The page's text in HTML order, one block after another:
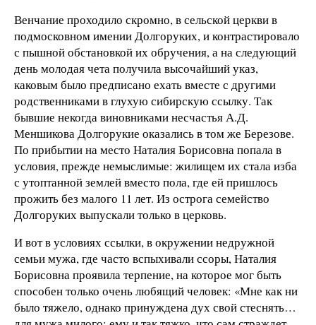
Венчание проходило скромно, в сельской церкви в
подмосковном имении Долгоруких, и контрастировало
с пышной обстановкой их обручения, а на следующий
день молодая чета получила высочайший указ,
каковым было предписано ехать вместе с другими
родственниками в глухую сибирскую ссылку. Так
бывшие некогда виновниками несчастья А.Д.
Меншикова Долгорукие оказались в том же Березове.
По прибытии на место Наталия Борисовна попала в
условия, прежде немыслимые: жилищем их стала изба
с утоптанной землей вместо пола, где ей пришлось
прожить без малого 11 лет. Из острога семейство
Долгоруких выпускали только в церковь.
И вот в условиях ссылки, в окружении недружной
семьи мужа, где часто вспыхивали ссоры, Наталия
Борисовна проявила терпение, на которое мог быть
способен только очень любящий человек: «Мне как ни
было тяжело, однако принуждена дух свой стеснять…